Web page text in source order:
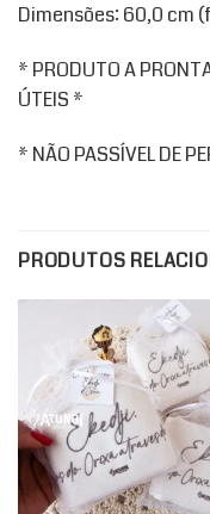
Dimensões: 60,0 cm
* PRODUTO A
ÚTEIS *
* NÃO PASSÍVEL DE
PRODUTOS